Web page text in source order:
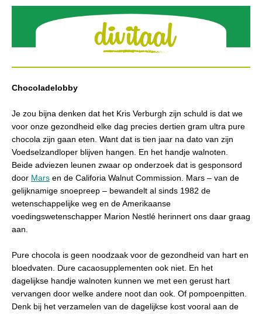
Chocoladelobby
Je zou bijna denken dat het Kris Verburgh zijn schuld is dat we
voor onze gezondheid elke dag precies dertien gram ultra pure
chocola zijn gaan eten. Want dat is tien jaar na dato van zijn
Voedselzandloper blijven hangen. En het handje walnoten.
Beide adviezen leunen zwaar op onderzoek dat is gesponsord
door Mars en de Califoria Walnut Commission. Mars – van de
gelijknamige snoepreep – bewandelt al sinds 1982 de
wetenschappelijke weg en de Amerikaanse
voedingswetenschapper Marion Nestlé herinnert ons daar graag
aan.
Pure chocola is geen noodzaak voor de gezondheid van hart en
bloedvaten. Dure cacaosupplementen ook niet. En het
dagelijkse handje walnoten kunnen we met een gerust hart
vervangen door welke andere noot dan ook. Of pompoenpitten.
Denk bij het verzamelen van de dagelijkse kost vooral aan de